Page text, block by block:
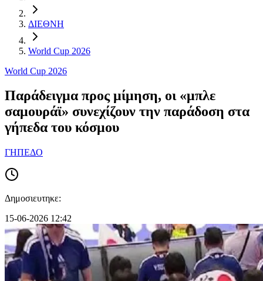
ΔΙΕΘΝΗ
World Cup 2026
World Cup 2026
Παράδειγμα προς μίμηση, οι «μπλε
σαμουράϊ» συνεχίζουν την παράδοση στα
γήπεδα του κόσμου
ΓΗΠΕΔΟ
Δημοσιευτηκε:
15-06-2026 12:42